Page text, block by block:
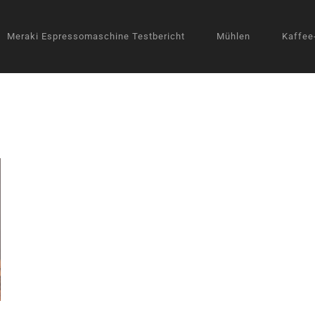
Meraki Espressomaschine Testbericht Mühlen